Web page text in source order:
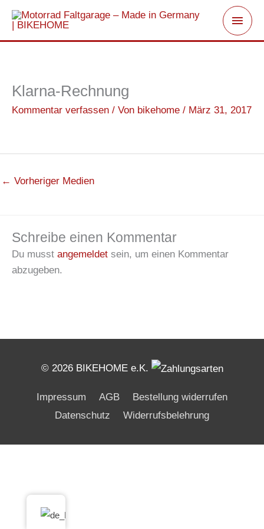
Zum
Inhalt
springen
Klarna-Rechnung
Kommentar verfassen / Von bikehome / März 31, 2017
← Vorheriger Medien
Schreibe einen Kommentar
Du musst angemeldet sein, um einen Kommentar
abzugeben.
© 2026 BIKEHOME e.K.
Impressum AGB
Bestellung widerrufen
Datenschutz
Widerrufsbelehrung